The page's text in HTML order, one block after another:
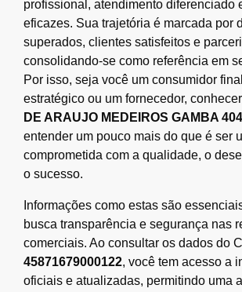
profissional, atendimento diferenciado
eficazes. Sua trajetória é marcada por
superados, clientes satisfeitos e
consolidando-se como referência em
Por isso, seja você um consumidor
estratégico ou um fornecedor,
DE ARAUJO MEDEIROS GAMBA
entender um pouco mais do que é ser
comprometida com a qualidade, o
o sucesso.
Informações como estas são
busca transparência e segurança nas
comerciais. Ao consultar os dados do
45871679000122, você tem acesso a
oficiais e atualizadas, permitindo uma